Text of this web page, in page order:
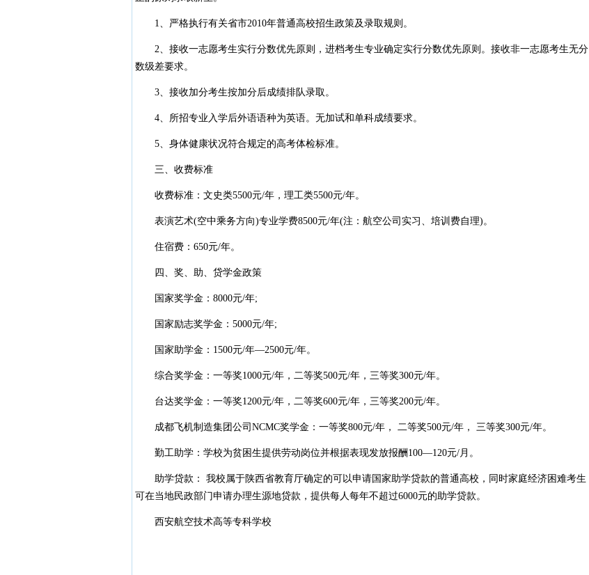
1、严格执行有关省市2010年普通高校招生政策及录取规则。
2、接收一志愿考生实行分数优先原则，进档考生专业确定实行分数优先原则。接收非一志愿考生无分
数级差要求。
3、接收加分考生按加分后成绩排队录取。
4、所招专业入学后外语语种为英语。无加试和单科成绩要求。
5、身体健康状况符合规定的高考体检标准。
三、收费标准
收费标准：文史类5500元/年，理工类5500元/年。
表演艺术(空中乘务方向)专业学费8500元/年(注：航空公司实习、培训费自理)。
住宿费：650元/年。
四、奖、助、贷学金政策
国家奖学金：8000元/年;
国家励志奖学金：5000元/年;
国家助学金：1500元/年—2500元/年。
综合奖学金：一等奖1000元/年，二等奖500元/年，三等奖300元/年。
台达奖学金：一等奖1200元/年，二等奖600元/年，三等奖200元/年。
成都飞机制造集团公司NCMC奖学金：一等奖800元/年， 二等奖500元/年， 三等奖300元/年。
勤工助学：学校为贫困生提供劳动岗位并根据表现发放报酬100—120元/月。
助学贷款： 我校属于陕西省教育厅确定的可以申请国家助学贷款的普通高校，同时家庭经济困难考生
可在当地民政部门申请办理生源地贷款，提供每人每年不超过6000元的助学贷款。
西安航空技术高等专科学校